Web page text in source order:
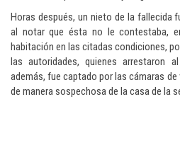
Horas después, un nieto de la fallecida
al notar que ésta no le contestaba,
habitación en las citadas condiciones,
las autoridades, quienes arrestaron
además, fue captado por las cámaras
de manera sospechosa de la casa de la